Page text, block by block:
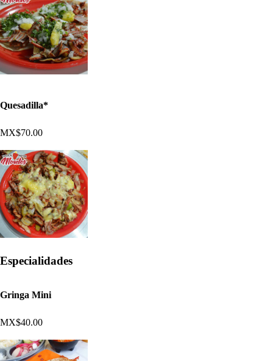
Quesadilla*
MX$70.00
Especialidades
Gringa Mini
MX$40.00